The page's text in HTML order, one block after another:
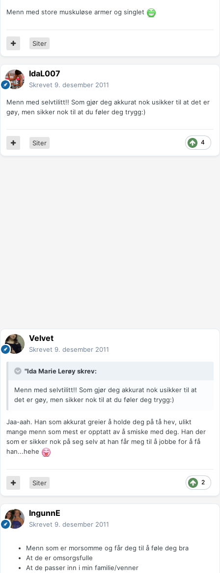
Menn med store muskuløse armer og singlet
Siter
IdaL007
Skrevet 9. desember 2011
Menn med selvtilitt!! Som gjør deg akkurat nok usikker til at det er
gøy, men sikker nok til at du føler deg trygg:)
4
Siter
Velvet
Skrevet 9. desember 2011
"Ida Marie Lerøy skrev:
Menn med selvtilitt!! Som gjør deg akkurat nok usikker til at
det er gøy, men sikker nok til at du føler deg trygg:)
Jaa-aah. Han som akkurat greier å holde deg på tå hev, ulikt
mange menn som mest er opptatt av å smiske med deg. Han der
som er sikker nok på seg selv at han får meg til å jobbe for å få
han...hehe
2
Siter
IngunnE
Skrevet 9. desember 2011
Menn som er morsomme og får deg til å føle deg bra
At de er omsorgsfulle
At de passer inn i min familie/venner